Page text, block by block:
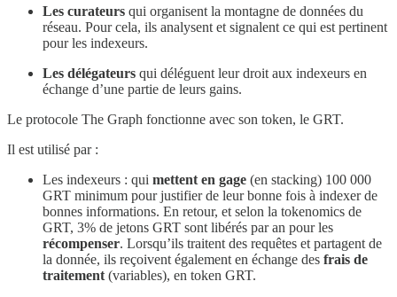
Les curateurs qui organisent la montagne de données du
réseau. Pour cela, ils analysent et signalent ce qui est pertinent
pour les indexeurs.
Les délégateurs qui déléguent leur droit aux indexeurs en
échange d’une partie de leurs gains.
Le protocole The Graph fonctionne avec son token, le GRT.
Il est utilisé par :
Les indexeurs : qui mettent en gage (en stacking) 100 000
GRT minimum pour justifier de leur bonne fois à indexer de
bonnes informations. En retour, et selon la tokenomics de
GRT, 3% de jetons GRT sont libérés par an pour les
récompenser. Lorsqu’ils traitent des requêtes et partagent de
la donnée, ils reçoivent également en échange des frais de
traitement (variables), en token GRT.